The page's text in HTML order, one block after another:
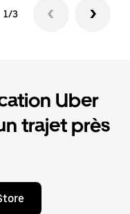
1/3
Uber
trajet près